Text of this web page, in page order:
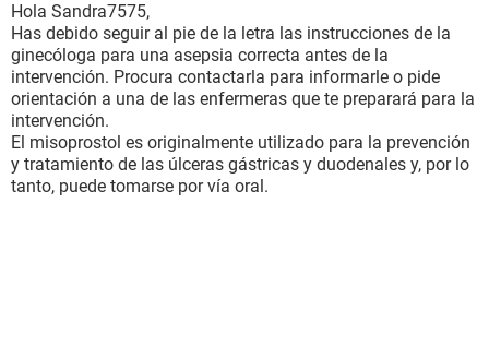
Hola Sandra7575,
Has debido seguir al pie de la letra las instrucciones de la
ginecóloga para una asepsia correcta antes de la
intervención. Procura contactarla para informarle o pide
orientación a una de las enfermeras que te preparará para la
intervención.
El misoprostol es originalmente utilizado para la prevención
y tratamiento de las úlceras gástricas y duodenales y, por lo
tanto, puede tomarse por vía oral.